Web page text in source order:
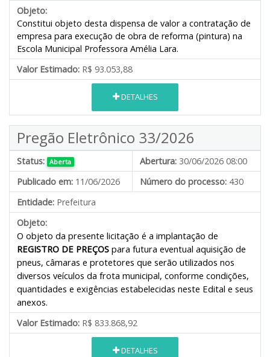
Objeto:
Constitui objeto desta dispensa de valor a contratação de
empresa para execução de obra de reforma (pintura) na
Escola Municipal Professora Amélia Lara.
Valor Estimado: R$ 93.053,88
DETALHES
Pregão Eletrônico 33/2026
Status: Aberta Abertura: 30/06/2026 08:00
Publicado em: 11/06/2026 Número do processo: 430
Entidade: Prefeitura
Objeto:
O objeto da presente licitação é a implantação de
REGISTRO DE PREÇOS para futura eventual aquisição de
pneus, câmaras e protetores que serão utilizados nos
diversos veículos da frota municipal, conforme condições,
quantidades e exigências estabelecidas neste Edital e seus
anexos.
Valor Estimado: R$ 833.868,92
DETALHES